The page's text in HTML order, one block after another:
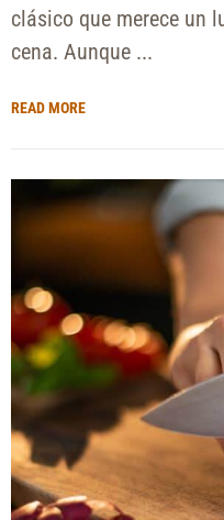
clásico que merece un
cena. Aunque ...
READ MORE